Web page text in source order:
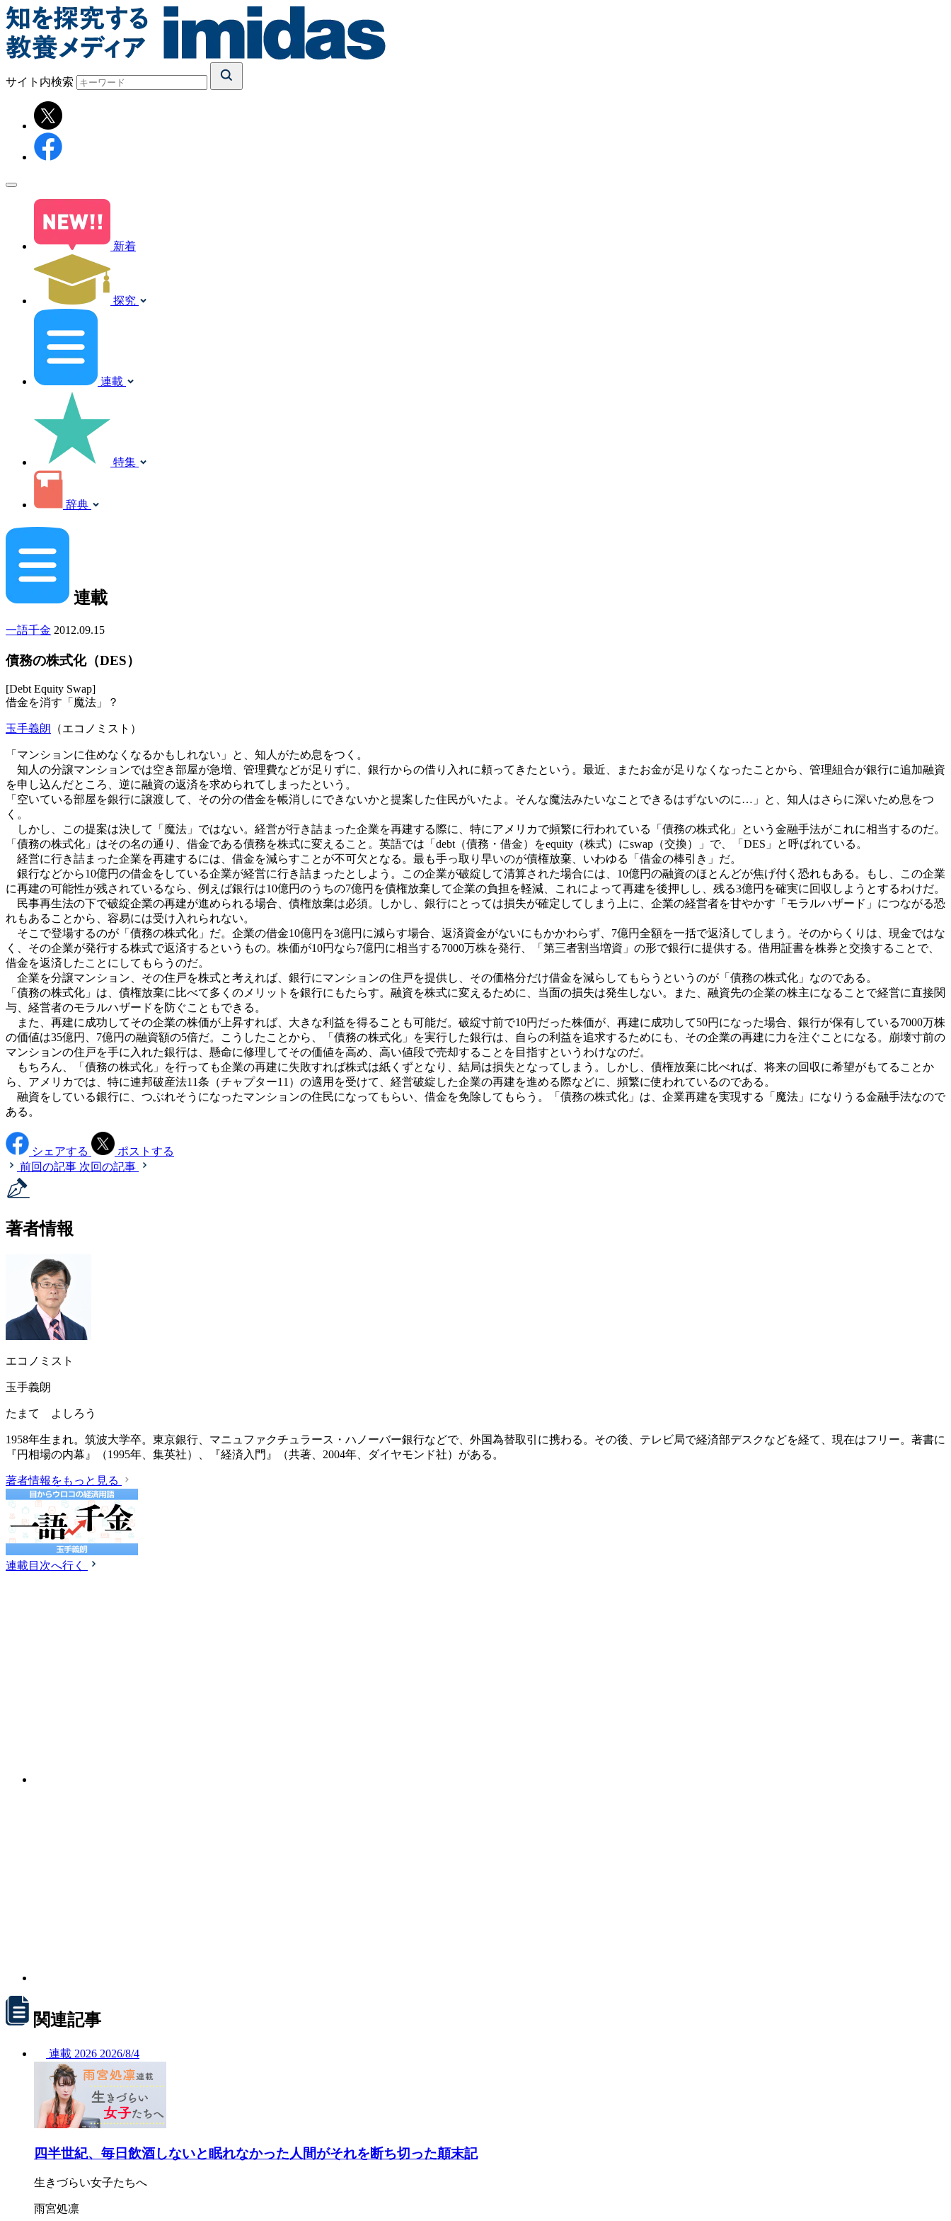
サイト内検索
新着
探究
連載
特集
辞典
連載
一語千金 2012.09.15
債務の株式化（DES）
[Debt Equity Swap]
借金を消す「魔法」？
玉手義朗 （エコノミスト）
「マンションに住めなくなるかもしれない」と、知人がため息をつく。
知人の分譲マンションでは空き部屋が急増、管理費などが足りずに、銀行からの借り入れに頼ってきたという。最近、またお金が足りなくなったことから、管理組合が銀行に追加融資
を申し込んだところ、逆に融資の返済を求められてしまったという。
「空いている部屋を銀行に譲渡して、その分の借金を帳消しにできないかと提案した住民がいたよ。そんな魔法みたいなことできるはずないのに…」と、知人はさらに深いため息をつ
く。
しかし、この提案は決して「魔法」ではない。経営が行き詰まった企業を再建する際に、特にアメリカで頻繁に行われている「債務の株式化」という金融手法がこれに相当するのだ。
「債務の株式化」はその名の通り、借金である債務を株式に変えること。英語では「debt（債務・借金）をequity（株式）にswap（交換）」で、「DES」と呼ばれている。
経営に行き詰まった企業を再建するには、借金を減らすことが不可欠となる。最も手っ取り早いのが債権放棄、いわゆる「借金の棒引き」だ。
銀行などから10億円の借金をしている企業が経営に行き詰まったとしよう。この企業が破綻して清算された場合には、10億円の融資のほとんどが焦げ付く恐れもある。もし、この企業
に再建の可能性が残されているなら、例えば銀行は10億円のうちの7億円を債権放棄して企業の負担を軽減、これによって再建を後押しし、残る3億円を確実に回収しようとするわけだ。
民事再生法の下で破綻企業の再建が進められる場合、債権放棄は必須。しかし、銀行にとっては損失が確定してしまう上に、企業の経営者を甘やかす「モラルハザード」につながる恐
れもあることから、容易には受け入れられない。
そこで登場するのが「債務の株式化」だ。企業の借金10億円を3億円に減らす場合、返済資金がないにもかかわらず、7億円全額を一括で返済してしまう。そのからくりは、現金ではな
く、その企業が発行する株式で返済するというもの。株価が10円なら7億円に相当する7000万株を発行、「第三者割当増資」の形で銀行に提供する。借用証書を株券と交換することで、
借金を返済したことにしてもらうのだ。
企業を分譲マンション、その住戸を株式と考えれば、銀行にマンションの住戸を提供し、その価格分だけ借金を減らしてもらうというのが「債務の株式化」なのである。
「債務の株式化」は、債権放棄に比べて多くのメリットを銀行にもたらす。融資を株式に変えるために、当面の損失は発生しない。また、融資先の企業の株主になることで経営に直接関
与、経営者のモラルハザードを防ぐこともできる。
また、再建に成功してその企業の株価が上昇すれば、大きな利益を得ることも可能だ。破綻寸前で10円だった株価が、再建に成功して50円になった場合、銀行が保有している7000万株
の価値は35億円、7億円の融資額の5倍だ。こうしたことから、「債務の株式化」を実行した銀行は、自らの利益を追求するためにも、その企業の再建に力を注ぐことになる。崩壊寸前の
マンションの住戸を手に入れた銀行は、懸命に修理してその価値を高め、高い値段で売却することを目指すというわけなのだ。
もちろん、「債務の株式化」を行っても企業の再建に失敗すれば株式は紙くずとなり、結局は損失となってしまう。しかし、債権放棄に比べれば、将来の回収に希望がもてることか
ら、アメリカでは、特に連邦破産法11条（チャプター11）の適用を受けて、経営破綻した企業の再建を進める際などに、頻繁に使われているのである。
融資をしている銀行に、つぶれそうになったマンションの住民になってもらい、借金を免除してもらう。「債務の株式化」は、企業再建を実現する「魔法」になりうる金融手法なので
ある。
シェアする
ポストする
前回の記事 次回の記事
著者情報
エコノミスト
玉手義朗
たまて よしろう
1958年生まれ。筑波大学卒。東京銀行、マニュファクチュラース・ハノーバー銀行などで、外国為替取引に携わる。その後、テレビ局で経済部デスクなどを経て、現在はフリー。著書に
『円相場の内幕』（1995年、集英社）、『経済入門』（共著、2004年、ダイヤモンド社）がある。
著者情報をもっと見る
連載目次へ行く
関連記事
連載 2026 2026/8/4
四半世紀、毎日飲酒しないと眠れなかった人間がそれを断ち切った顛末記
生きづらい女子たちへ
雨宮処凛